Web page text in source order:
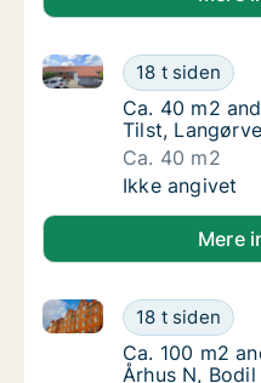
Ca. 40 m2
18 t siden
Ca. 40 m2 andelsbolig
Ca. 40 m2
Ca. 40 m2
Tilst,
Ca. 40 m2
Ca. 40 m2
Ikke angivet
Mere
Ca. 100 m2
18 t siden
Ca. 100 m2
Ca. 100 m2
Ca. 100 m2
Århus N,